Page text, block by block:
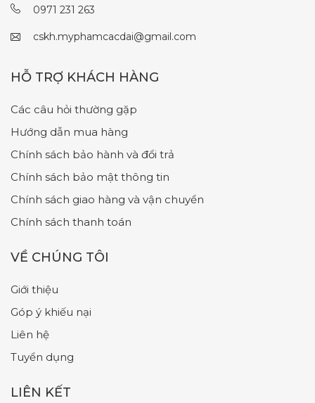
0971 231 263
cskh.myphamcacdai@gmail.com
HỖ TRỢ KHÁCH HÀNG
Các câu hỏi thường gặp
Hướng dẫn mua hàng
Chính sách bảo hành và đổi trả
Chính sách bảo mật thông tin
Chính sách giao hàng và vận chuyển
Chính sách thanh toán
VỀ CHÚNG TÔI
Giới thiệu
Góp ý khiếu nại
Liên hệ
Tuyển dụng
LIÊN KẾT